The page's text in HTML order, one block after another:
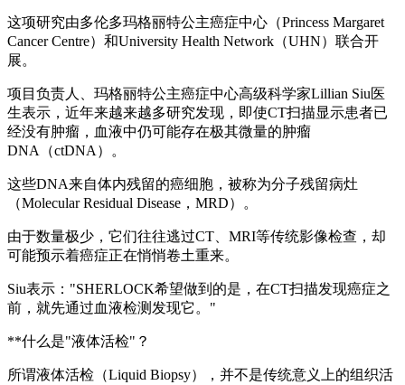
这项研究由多伦多玛格丽特公主癌症中心（Princess Margaret
Cancer Centre）和University Health Network（UHN）联合开
展。
项目负责人、玛格丽特公主癌症中心高级科学家Lillian Siu医
生表示，近年来越来越多研究发现，即使CT扫描显示患者已
经没有肿瘤，血液中仍可能存在极其微量的肿瘤
DNA（ctDNA）。
这些DNA来自体内残留的癌细胞，被称为分子残留病灶
（Molecular Residual Disease，MRD）。
由于数量极少，它们往往逃过CT、MRI等传统影像检查，却
可能预示着癌症正在悄悄卷土重来。
Siu表示："SHERLOCK希望做到的是，在CT扫描发现癌症之
前，就先通过血液检测发现它。"
**什么是"液体活检"？
所谓液体活检（Liquid Biopsy），并不是传统意义上的组织活